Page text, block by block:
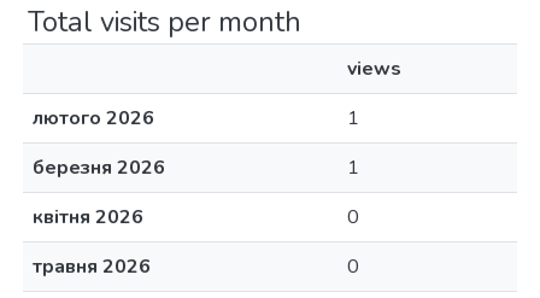
Total visits per month
views
лютого 2026
1
березня 2026
1
квітня 2026
0
травня 2026
0